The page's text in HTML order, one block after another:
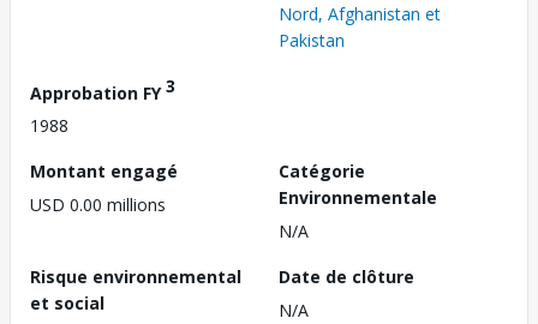
Nord, Afghanistan et
Pakistan
Approbation FY3
1988
Montant engagé
USD 0.00 millions
Catégorie
Environnementale
N/A
Risque environnemental
et social
Date de clôture
N/A